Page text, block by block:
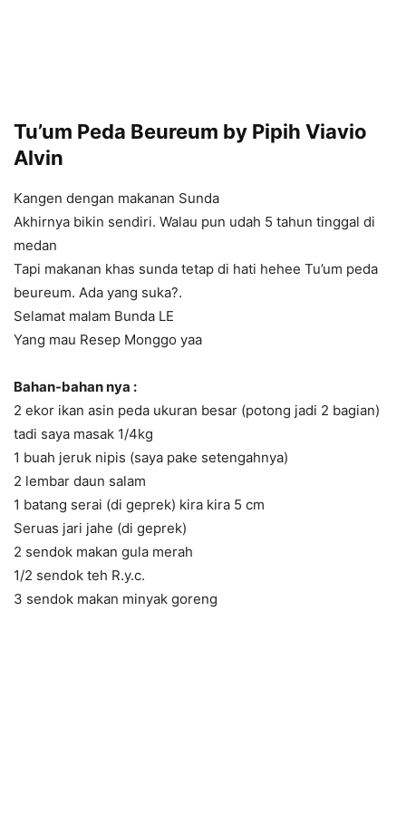
Tu’um Peda Beureum by Pipih Viavio
Alvin
Kangen dengan makanan Sunda
Akhirnya bikin sendiri. Walau pun udah 5 tahun tinggal di
medan
Tapi makanan khas sunda tetap di hati hehee Tu’um peda
beureum. Ada yang suka?.
Selamat malam Bunda LE
Yang mau Resep Monggo yaa
Bahan-bahan nya :
2 ekor ikan asin peda ukuran besar (potong jadi 2 bagian)
tadi saya masak 1/4kg
1 buah jeruk nipis (saya pake setengahnya)
2 lembar daun salam
1 batang serai (di geprek) kira kira 5 cm
Seruas jari jahe (di geprek)
2 sendok makan gula merah
1/2 sendok teh R.y.c.
3 sendok makan minyak goreng